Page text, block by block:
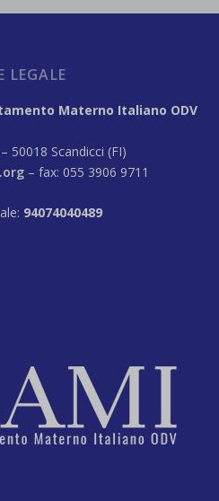
LEGALE
Materno Italiano ODV
50018 Scandicci (FI)
– fax: 055 3906 9711
94074040489